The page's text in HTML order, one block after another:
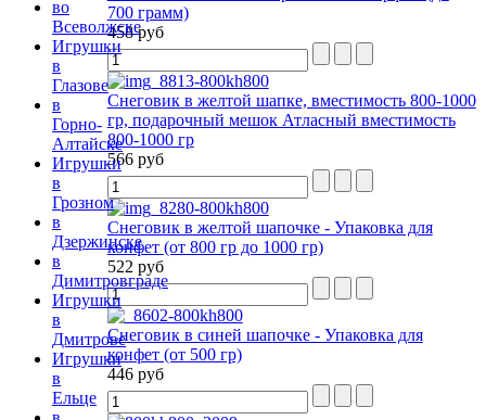
700 грамм)
458 руб
Снеговик в желтой шапке, вместимость 800-1000
гр, подарочный мешок Атласный вместимость
800-1000 гр
566 руб
Снеговик в желтой шапочке - Упаковка для
конфет (от 800 гр до 1000 гр)
522 руб
Снеговик в синей шапочке - Упаковка для
конфет (от 500 гр)
446 руб
во
Всеволжске
Игрушки
в
Глазове
в
Горно-
Алтайске
Игрушки
в
Грозном
в
Дзержинске
в
Димитровграде
Игрушки
в
Дмитрове
Игрушки
в
Ельце